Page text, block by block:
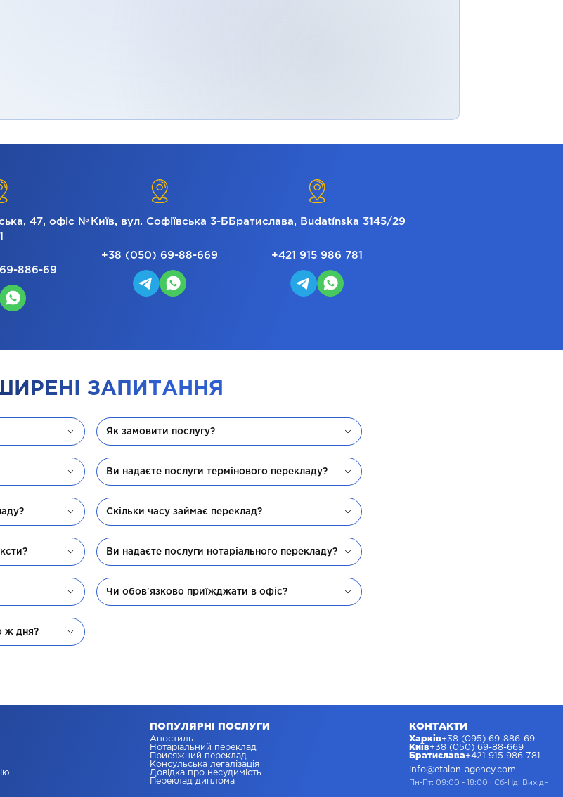
47, офіс №
886-69
Київ, вул. Софіївська 3-Б
+38 (050) 69-88-669
Братислава, Budatínska 3145/29
+421 915 986 781
ЗАПИТАННЯ
Як замовити послугу?
Ви надаєте послуги термінового перекладу?
Скільки часу займає переклад?
Ви надаєте послуги нотаріального перекладу?
Чи обов'язково приїжджати в офіс?
ж дня?
ПОПУЛЯРНІ ПОСЛУГИ
Апостиль
Нотаріальний переклад
Присяжний переклад
Консульська легалізація
Довідка про несудимість
Переклад диплома
КОНТАКТИ
Харків+38 (095) 69-886-69
Київ+38 (050) 69-88-669
Братислава+421 915 986 781
info@etalon-agency.com
Пн-Пт: 09:00 - 18:00 ·Сб-Нд: Вихідні